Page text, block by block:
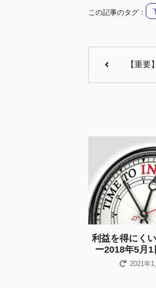
この記事のタグ：
【重
利益を得にく
ー2018年5月
2021年1